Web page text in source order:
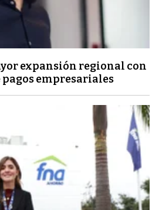
expansión regional con
empresariales